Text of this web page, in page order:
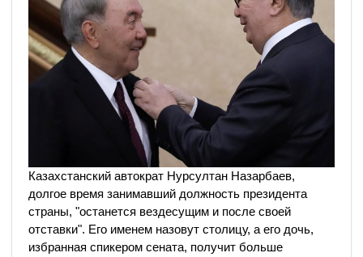
Казахстанский автократ Нурсултан Назарбаев,
долгое время занимавший должность президента
страны, "останется вездесущим и после своей
отставки". Его именем назовут столицу, а его дочь,
избранная спикером сената, получит больше